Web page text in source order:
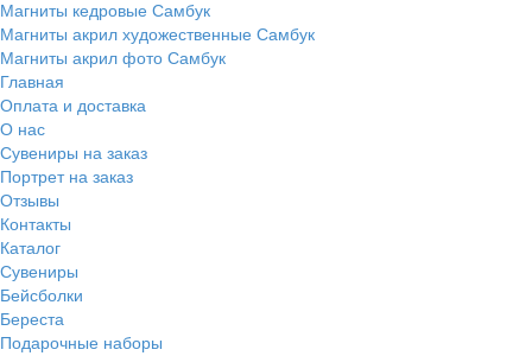
Магниты кедровые Самбук
Магниты акрил художественные Самбук
Магниты акрил фото Самбук
Главная
Оплата и доставка
О нас
Сувениры на заказ
Портрет на заказ
Отзывы
Контакты
Каталог
Сувениры
Бейсболки
Береста
Подарочные наборы